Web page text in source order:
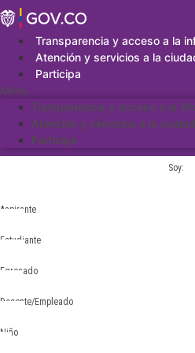
Saltar
al
contenidoTransparencia y acceso a la
Atención y servicios a la
Participa
Menu
Transparencia y acceso a la
Atención y servicios a la
Participa
Soy:
Aspirante
Estudiante
Egresado
Docente/Empleado
Niño